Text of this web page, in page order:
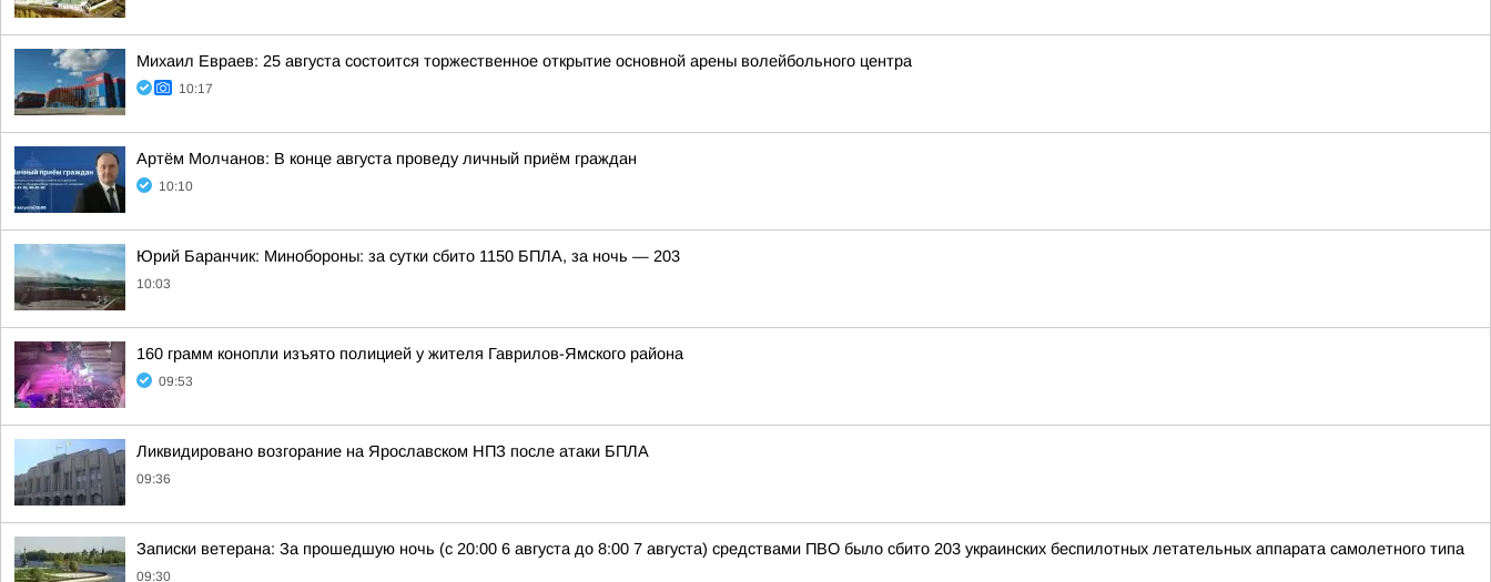
Михаил Евраев: 25 августа состоится торжественное открытие основной арены волейбольного центра
10:17
Артём Молчанов: В конце августа проведу личный приём граждан
10:10
Юрий Баранчик: Минобороны: за сутки сбито 1150 БПЛА, за ночь — 203
10:03
160 грамм конопли изъято полицией у жителя Гаврилов-Ямского района
09:53
Ликвидировано возгорание на Ярославском НПЗ после атаки БПЛА
09:36
Записки ветерана: За прошедшую ночь (с 20:00 6 августа до 8:00 7 августа) средствами ПВО было сбито 203 украинских беспилотных летательных аппарата самолетного типа
09:30